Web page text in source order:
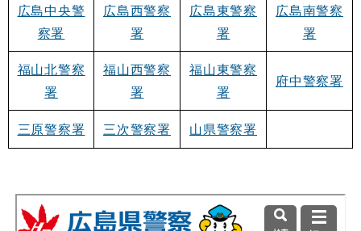
広島中央警
察署
広島西警察
署
広島東警察
署
広島南警察
署
福山北警察
署
福山西警察
署
福山東警察
署
府中警察署
三原警察署 三次警察署 山県警察署